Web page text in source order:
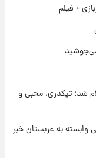
+ فیلم
شد؛ تیکدری، محبی و
به عربستان خبر